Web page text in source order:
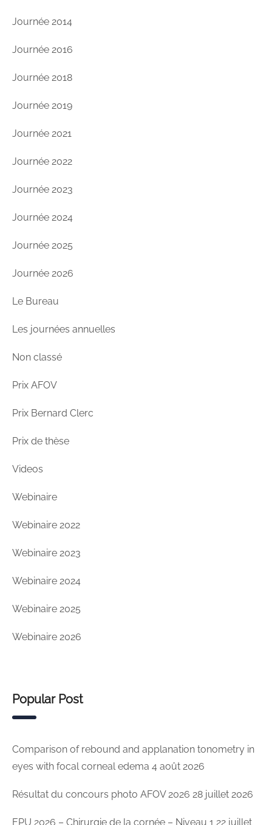
Journée 2014
Journée 2016
Journée 2018
Journée 2019
Journée 2021
Journée 2022
Journée 2023
Journée 2024
Journée 2025
Journée 2026
Le Bureau
Les journées annuelles
Non classé
Prix AFOV
Prix Bernard Clerc
Prix de thèse
Videos
Webinaire
Webinaire 2022
Webinaire 2023
Webinaire 2024
Webinaire 2025
Webinaire 2026
Popular Post
Comparison of rebound and applanation tonometry in
eyes with focal corneal edema 4 août 2026
Résultat du concours photo AFOV 2026 28 juillet 2026
EPU 2026 – Chirurgie de la cornée – Niveau 1 22 juillet